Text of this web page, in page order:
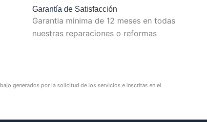
Garantía de Satisfacción
Garantia minima de 12 meses en todas
nuestras reparaciones o reformas
generados por la solicitud de los servicios e inscritas en el